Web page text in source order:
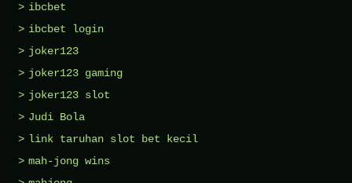
ibcbet
ibcbet login
joker123
joker123 gaming
joker123 slot
Judi Bola
link taruhan slot bet kecil
mah-jong wins